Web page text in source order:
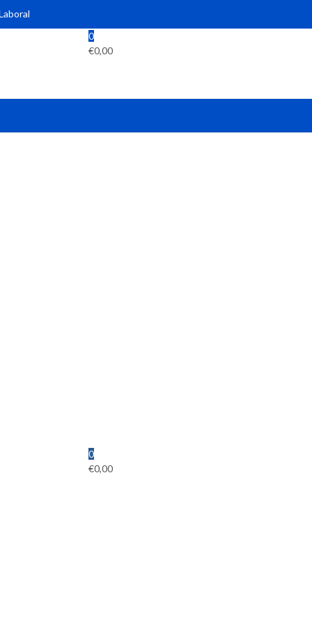
0
€0,00
0
€0,00